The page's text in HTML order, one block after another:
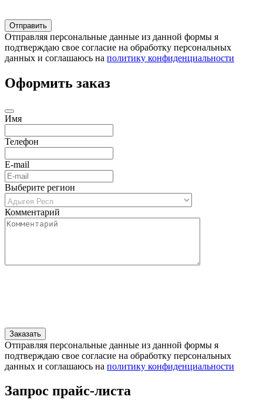
Отправляя персональные данные из данной формы я
подтверждаю свое согласие на обработку персональных
данных и соглашаюсь на политику конфиденциальности
Оформить заказ
Имя
Телефон
E-mail
Выберите регион
Комментарий
Отправляя персональные данные из данной формы я
подтверждаю свое согласие на обработку персональных
данных и соглашаюсь на политику конфиденциальности
Запрос прайс-листа